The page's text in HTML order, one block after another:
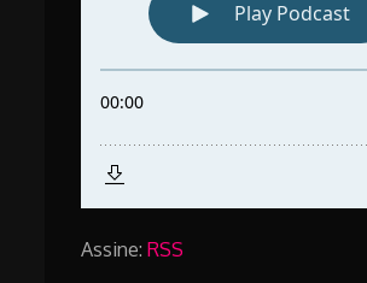
Assine:RSS